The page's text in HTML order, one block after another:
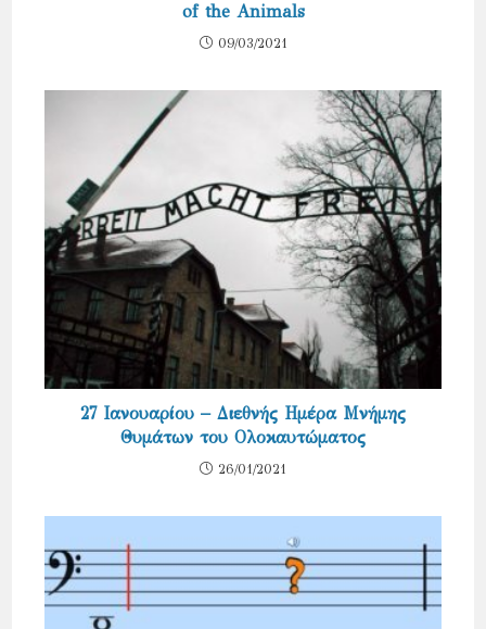
of the Animals
09/03/2021
27 Ιανουαρίου – Διεθνής Ημέρα Μνήμης
Θυμάτων του Ολοκαυτώματος
26/01/2021